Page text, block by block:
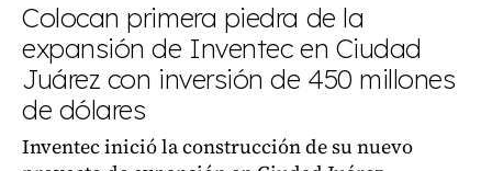
Colocan primera piedra de la
expansión de Inventec en Ciudad
Juárez con inversión de 450 millones
de dólares
Inventec inició la construcción de su nuevo